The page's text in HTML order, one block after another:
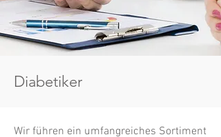
Diabetiker
Wir führen ein umfangreiches Sortiment